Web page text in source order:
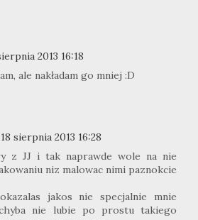
2013 16:18
ale nakładam go mniej :D
18 sierpnia 2013 16:28
z JJ i tak naprawde wole na nie
niz malowac nimi paznokcie
jakos nie specjalnie mnie
nie lubie po prostu takiego